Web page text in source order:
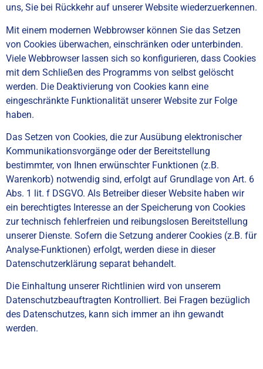
uns, Sie bei Rückkehr auf unserer Website wiederzuerkennen.
Mit einem modernen Webbrowser können Sie das Setzen
von Cookies überwachen, einschränken oder unterbinden.
Viele Webbrowser lassen sich so konfigurieren, dass Cookies
mit dem Schließen des Programms von selbst gelöscht
werden. Die Deaktivierung von Cookies kann eine
eingeschränkte Funktionalität unserer Website zur Folge
haben.
Das Setzen von Cookies, die zur Ausübung elektronischer
Kommunikationsvorgänge oder der Bereitstellung
bestimmter, von Ihnen erwünschter Funktionen (z.B.
Warenkorb) notwendig sind, erfolgt auf Grundlage von Art. 6
Abs. 1 lit. f DSGVO. Als Betreiber dieser Website haben wir
ein berechtigtes Interesse an der Speicherung von Cookies
zur technisch fehlerfreien und reibungslosen Bereitstellung
unserer Dienste. Sofern die Setzung anderer Cookies (z.B. für
Analyse-Funktionen) erfolgt, werden diese in dieser
Datenschutzerklärung separat behandelt.
Die Einhaltung unserer Richtlinien wird von unserem
Datenschutzbeauftragten Kontrolliert. Bei Fragen bezüglich
des Datenschutzes, kann sich immer an ihn gewandt
werden.